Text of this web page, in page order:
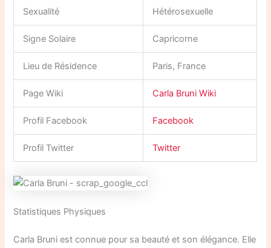
Sexualité Hétérosexuelle
Signe Solaire Capricorne
Lieu de Résidence Paris, France
Page Wiki Carla Bruni Wiki
Profil Facebook Facebook
Profil Twitter Twitter
Statistiques Physiques
Carla Bruni est connue pour sa beauté et son élégance. Elle